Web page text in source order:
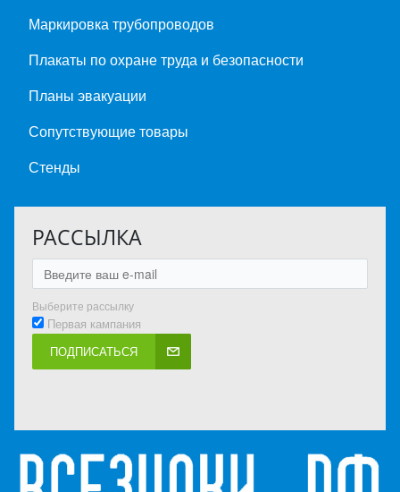
Маркировка трубопроводов
Плакаты по охране труда и безопасности
Планы эвакуации
Сопутствующие товары
Стенды
РАССЫЛКА
Выберите рассылку
Первая кампания
ПОДПИСАТЬСЯ